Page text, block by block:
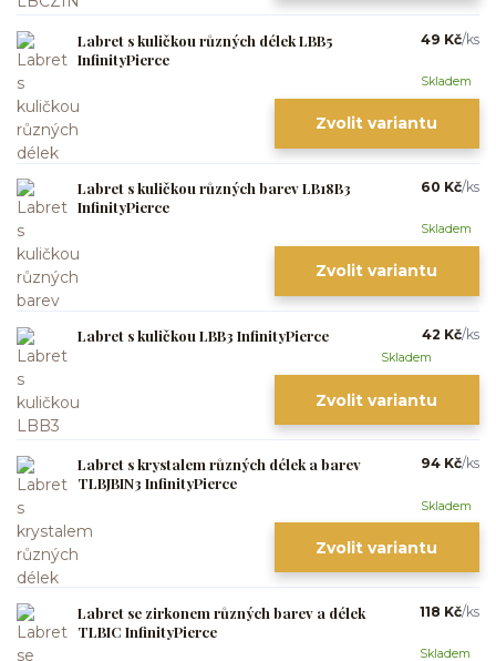
Labret s kuličkou různých délek LBB5
InfinityPierce
49 Kč/ks
Skladem
Zvolit variantu
Labret s kuličkou různých barev LB18B3
InfinityPierce
60 Kč/ks
Skladem
Zvolit variantu
Labret s kuličkou LBB3 InfinityPierce 42 Kč/ks
Skladem
Zvolit variantu
Labret s krystalem různých délek a barev
TLBJBIN3 InfinityPierce
94 Kč/ks
Skladem
Zvolit variantu
Labret se zirkonem různých barev a délek
TLBIC InfinityPierce
118 Kč/ks
Skladem